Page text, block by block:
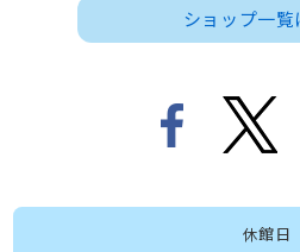
ショップ一覧
休館日